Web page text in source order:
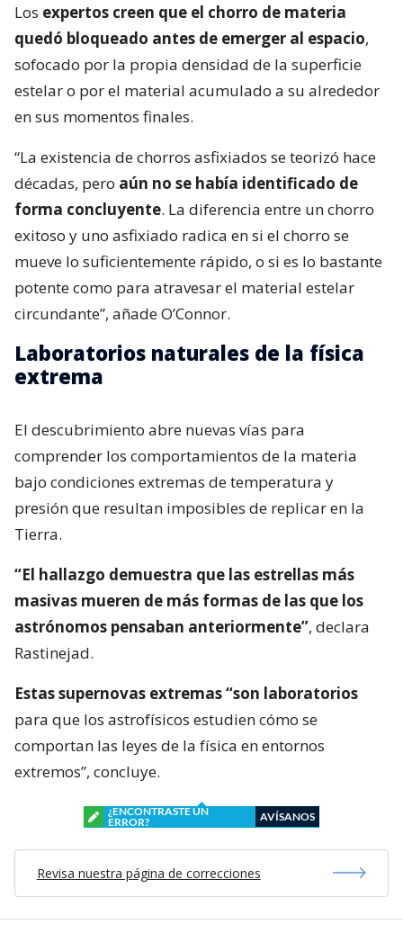
Los expertos creen que el chorro de materia
quedó bloqueado antes de emerger al espacio,
sofocado por la propia densidad de la superficie
estelar o por el material acumulado a su alrededor
en sus momentos finales.
“La existencia de chorros asfixiados se teorizó hace
décadas, pero aún no se había identificado de
forma concluyente. La diferencia entre un chorro
exitoso y uno asfixiado radica en si el chorro se
mueve lo suficientemente rápido, o si es lo bastante
potente como para atravesar el material estelar
circundante”, añade O’Connor.
Laboratorios naturales de la física
extrema
El descubrimiento abre nuevas vías para
comprender los comportamientos de la materia
bajo condiciones extremas de temperatura y
presión que resultan imposibles de replicar en la
Tierra.
“El hallazgo demuestra que las estrellas más
masivas mueren de más formas de las que los
astrónomos pensaban anteriormente”, declara
Rastinejad.
Estas supernovas extremas “son laboratorios
para que los astrofísicos estudien cómo se
comportan las leyes de la física en entornos
extremos”, concluye.
¿ENCONTRASTE UN
ERROR?
AVÍSANOS
Revisa nuestra página de correcciones